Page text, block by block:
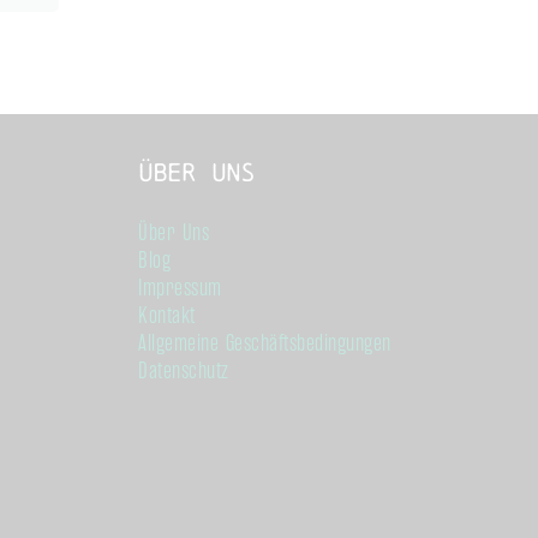
Über Uns
Über Uns
Blog
Impressum
Kontakt
Allgemeine Geschäftsbedingungen
Datenschutz